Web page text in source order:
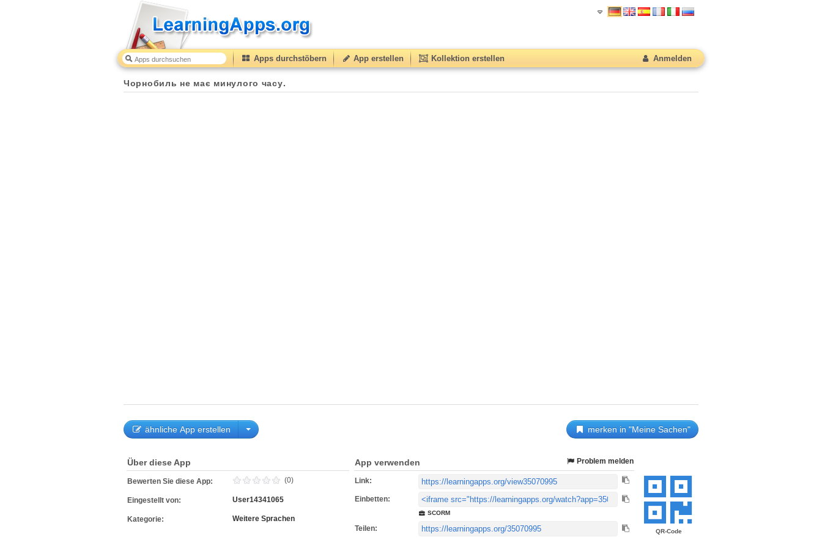
Apps durchstöbern App erstellen Kollektion erstellen Anmelden
Чорнобиль не має минулого часу.
ähnliche App erstellen merken in "Meine Sachen"
QR-Code
Über diese App
Bewerten Sie diese App: (0)
Eingestellt von: User14341065
Kategorie: Weitere Sprachen
App verwenden Problem melden
Link:
Einbetten:
SCORM
Teilen: